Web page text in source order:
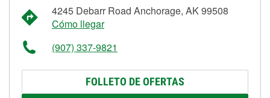
4245 Debarr Road Anchorage, AK 99508
Cómo llegar
(907) 337-9821
FOLLETO DE OFERTAS